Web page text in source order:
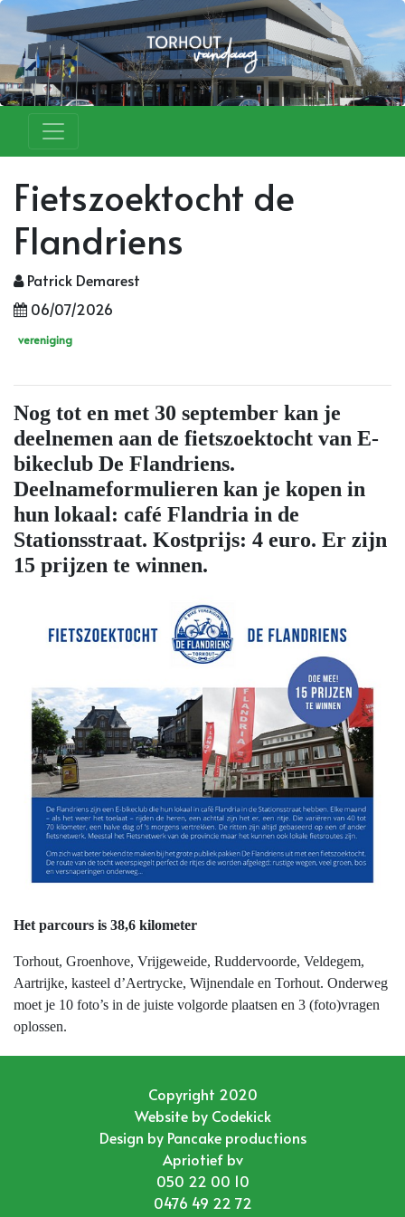
Fietszoektocht de
Flandriens
Patrick Demarest
06/07/2026
vereniging
Nog tot en met 30 september kan je
deelnemen aan de fietszoektocht van E-
bikeclub De Flandriens.
Deelnameformulieren kan je kopen in
hun lokaal: café Flandria in de
Stationsstraat. Kostprijs: 4 euro. Er zijn
15 prijzen te winnen.
Het parcours is 38,6 kilometer
Torhout, Groenhove, Vrijgeweide, Ruddervoorde, Veldegem,
Aartrijke, kasteel d’Aertrycke, Wijnendale en Torhout. Onderweg
moet je 10 foto’s in de juiste volgorde plaatsen en 3 (foto)vragen
oplossen.
Copyright 2020
Website by Codekick
Design by Pancake productions
Apriotief bv
050 22 00 10
0476 49 22 72